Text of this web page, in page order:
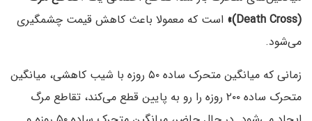
(Death Cross)»
است که معمولا باعث کاهش قیمت چشمگیری
می‌شود.
زمانی که میانگین متحرک ساده ۵۰ روزه با شیب کاهشی، میانگین
متحرک ساده ۲۰۰ روزه را رو به پایین قطع می‌کند، تقاطع مرگ